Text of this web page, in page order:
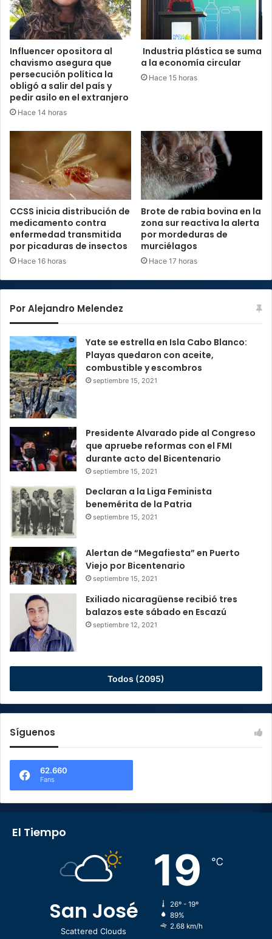
Influencer opositora al
chavismo asegura que
persecución política la
obligó a salir del país y
pedir asilo en el extranjero
Hace 14 horas
Industria plástica se suma
a la economía circular
Hace 15 horas
CCSS inicia distribución de
medicamento contra
enfermedad transmitida
por picaduras de insectos
Hace 16 horas
Brote de rabia bovina en la
zona sur reactiva la alerta
por mordeduras de
murciélagos
Hace 17 horas
Por Alejandro Melendez
Yate se estrella en Isla Cabo Blanco:
Playas quedaron con aceite,
combustible y escombros
septiembre 15, 2021
Presidente Alvarado pide al Congreso
que apruebe reformas con el FMI
durante acto del Bicentenario
septiembre 15, 2021
Declaran a la Liga Feminista
benemérita de la Patria
septiembre 15, 2021
Alertan de “Megafiesta” en Puerto
Viejo por Bicentenario
septiembre 15, 2021
Exiliado nicaragüense recibió tres
balazos este sábado en Escazú
septiembre 12, 2021
Todos (2095)
Síguenos
62.660
Fans
El Tiempo
San José
Scattered Clouds
19 ℃
26º - 19º
89%
2.68 km/h